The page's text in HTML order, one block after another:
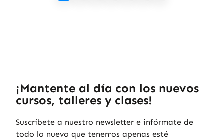
¡Mantente al día con los nuevos
cursos, talleres y clases!
Suscríbete a nuestro newsletter e infórmate de
todo lo nuevo que tenemos apenas esté